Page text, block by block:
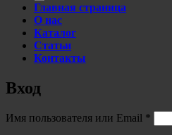
Главная страница
О нас
Каталог
Статьи
Контакты
Вход
Имя пользователя или Email *